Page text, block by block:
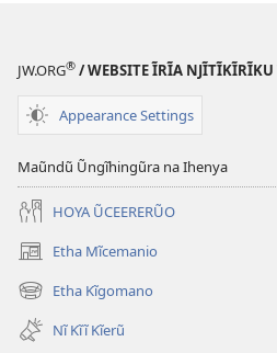
JW.ORG® / WEBSITE ĨRĨA NJĨTĨKĨRĨKU
Appearance Settings
Maũndũ Ũngĩhingũra na Ihenya
HOYA ŨCEERERŨO
Etha Mĩcemanio
(opens
new
window)
Etha Kĩgomano
(opens
new
window)
Nĩ Kĩĩ Kĩerũ